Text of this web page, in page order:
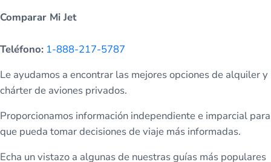
Comparar Mi Jet
Teléfono: 1-888-217-5787
Le ayudamos a encontrar las mejores opciones de alquiler y
chárter de aviones privados.
Proporcionamos información independiente e imparcial para
que pueda tomar decisiones de viaje más informadas.
Echa un vistazo a algunas de nuestras guías más populares